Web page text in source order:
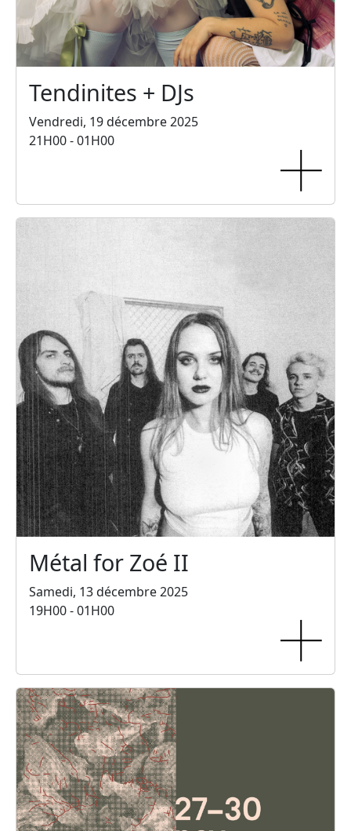
Tendinites + DJs
Vendredi, 19 décembre 2025
21H00 - 01H00
Métal for Zoé II
Samedi, 13 décembre 2025
19H00 - 01H00